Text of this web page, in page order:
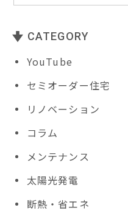
CATEGORY
YouTube
セミオーダー住宅
リノベーション
コラム
メンテナンス
太陽光発電
断熱・省エネ